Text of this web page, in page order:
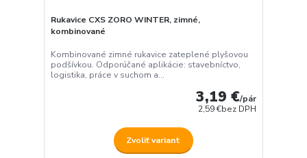
Rukavice CXS ZORO WINTER, zimné,
kombinované
Kombinované zimné rukavice zateplené plyšovou
podšívkou. Odporúčané aplikácie: stavebníctvo,
logistika, práce v suchom a...
3,19 €/pár
2,59 €bez DPH
Zvoliť variant